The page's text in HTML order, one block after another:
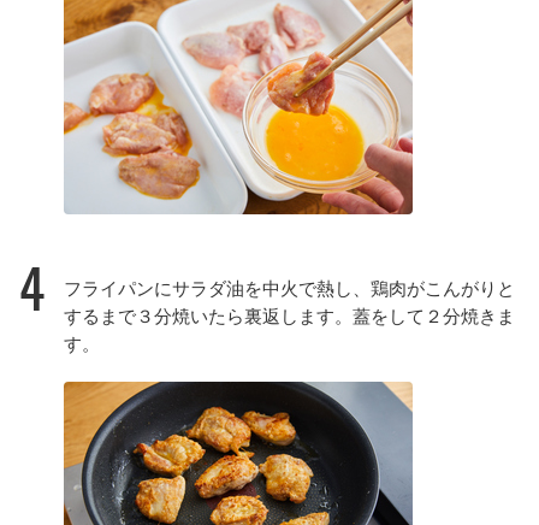
4
フライパンにサラダ油を中火で熱し、鶏肉がこんがりと
するまで３分焼いたら裏返します。蓋をして２分焼きま
す。